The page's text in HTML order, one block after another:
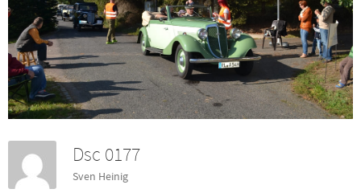
Dsc 0177
Sven Heinig